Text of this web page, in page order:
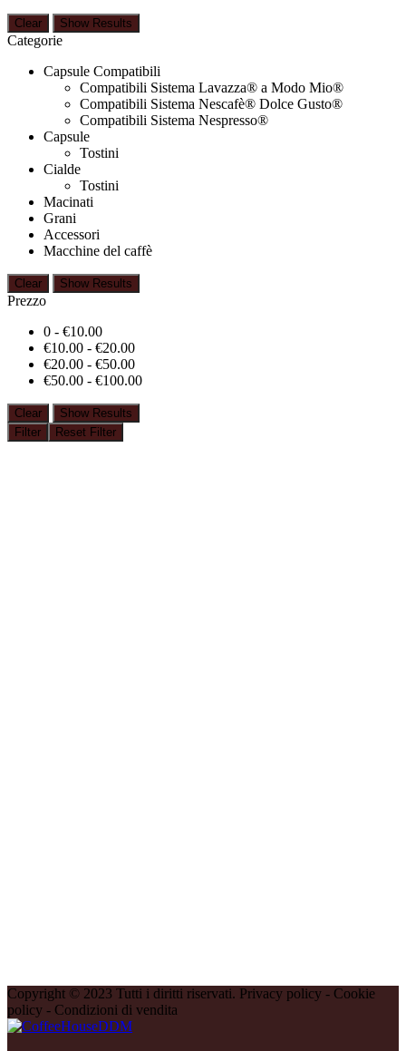
Clear Show Results
Categorie
Capsule Compatibili
Compatibili Sistema Lavazza® a Modo Mio®
Compatibili Sistema Nescafè® Dolce Gusto®
Compatibili Sistema Nespresso®
Capsule
Tostini
Cialde
Tostini
Macinati
Grani
Accessori
Macchine del caffè
Clear Show Results
Prezzo
0 - €10.00
€10.00 - €20.00
€20.00 - €50.00
€50.00 - €100.00
Clear
Show Results
Filter
Reset Filter
Copyright © 2023 Tutti i diritti riservati. Privacy policy - Cookie
policy - Condizioni di vendita